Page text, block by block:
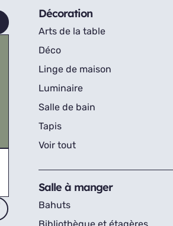
Décoration
Arts de la table
Déco
Linge de maison
Luminaire
Salle de bain
Tapis
Voir tout
Salle à manger
Bahuts